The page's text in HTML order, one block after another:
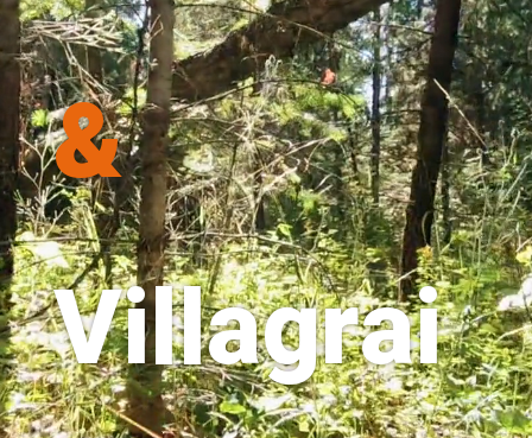
&
Villagrai